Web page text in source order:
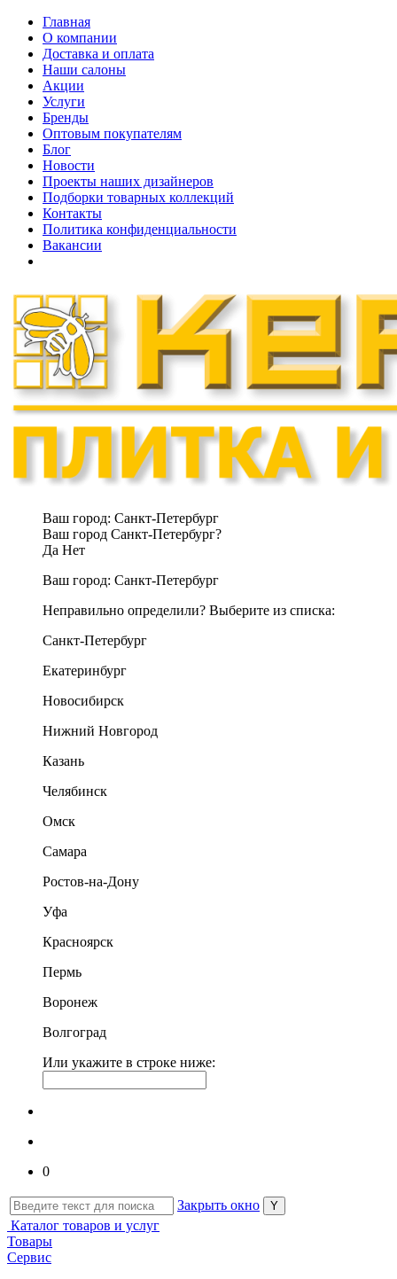
Главная
О компании
Доставка и оплата
Наши cалоны
Акции
Услуги
Бренды
Оптовым покупателям
Блог
Новости
Проекты наших дизайнеров
Подборки товарных коллекций
Контакты
Политика конфиденциальности
Вакансии
Ваш город: Санкт-Петербург
Ваш город Санкт-Петербург?
Да Нет
Ваш город: Санкт-Петербург
Неправильно определили? Выберите из списка:
Санкт-Петербург
Екатеринбург
Новосибирск
Нижний Новгород
Казань
Челябинск
Омск
Самара
Ростов-на-Дону
Уфа
Красноярск
Пермь
Воронеж
Волгоград
Или укажите в строке ниже:
0
Закрыть окно
Каталог товаров и услуг
Товары
Сервис